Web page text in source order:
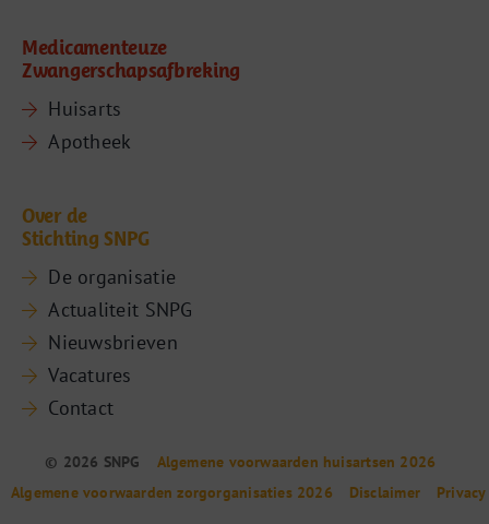
Medicamenteuze
Zwangerschapsafbreking
Huisarts
Apotheek
Over de
Stichting SNPG
De organisatie
Actualiteit SNPG
Nieuwsbrieven
Vacatures
Contact
© 2026 SNPG
Algemene voorwaarden huisartsen 2026
Algemene voorwaarden zorgorganisaties 2026
Disclaimer Privacy